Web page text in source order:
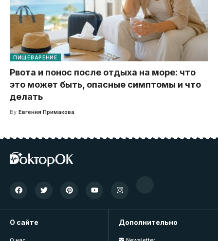
ПИЩЕВАРЕНИЕ
Рвота и понос после отдыха на море: что
это может быть, опасные симптомы и что
делать
By Евгения Примакова
О сайте Дополнительно